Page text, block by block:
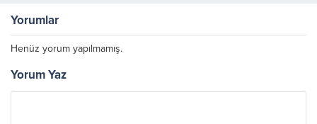
Yorumlar
Henüz yorum yapılmamış.
Yorum Yaz